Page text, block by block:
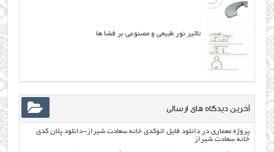
تاثیر نور طبیعی و مصنوعی بر فضا ها
آخرین دیدگاه های ارسالی
پروژه معماری دردانلود فایل اتوکدی خانه سعادت شیراز-دانلود پلان کدی
خانه سعادت شیراز